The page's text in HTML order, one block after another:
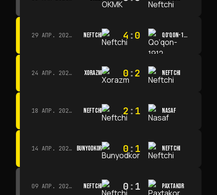
29 АПР. 2026 Г. · 14:00 NEFTCHI 4 :0 QO‘QON-1912
24 АПР. 2026 Г. · 14:00 XORAZM 0:2 NEFTCHI
18 АПР. 2026 Г. · 13:00 NEFTCHI 2 : 1 NASAF
14 АПР. 2026 Г. · 15:15 BUNYODKOR 0: 1 NEFTCHI
09 АПР. 2026 Г. · 14:00 NEFTCHI 0: 1 PAXTAKOR